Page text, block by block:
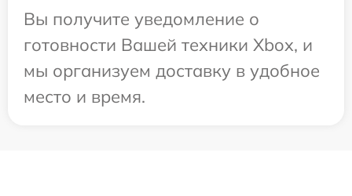
Вы получите уведомление о
готовности Вашей техники Xbox, и
мы организуем доставку в удобное
место и время.